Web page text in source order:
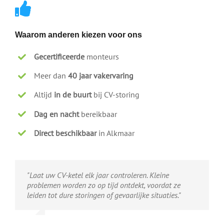
Waarom anderen kiezen voor ons
Gecertificeerde monteurs
Meer dan40 jaar vakervaring
Altijd in de buurtbij CV-storing
Dag en nachtbereikbaar
Direct beschikbaarin Alkmaar
"Laat uw CV-ketel elk jaar controleren. Kleine
problemen worden zo op tijd ontdekt, voordat ze
leiden tot dure storingen of gevaarlijke situaties."